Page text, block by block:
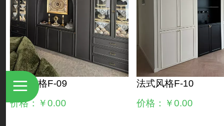
法式风格F-09
价格：￥0.00
法式风格F-10
价格：￥0.00